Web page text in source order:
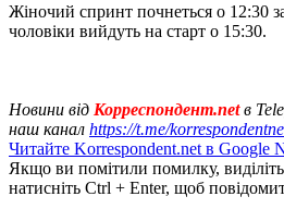
Жіночий спринт почнеться о 12:30
чоловіки вийдуть на старт о 15:30.
Новини від Корреспондент.netв
наш канал https://t.me/
Читайте Korrespondent.net в Google
Якщо ви помітили помилку, виділіть
натисніть Ctrl + Enter, щоб